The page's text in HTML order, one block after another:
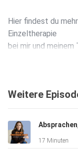
Hier findest du
Einzeltherapie
bei mir und meinem
dann bewerte
sich
auch dafür
Weitere
17 Minuten